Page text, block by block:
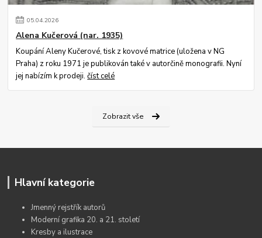
05.04.2026
Alena Kučerová (nar. 1935)
Koupání Aleny Kučerové, tisk z kovové matrice (uložena v NG
Praha) z roku 1971 je publikován také v autorčině monografii. Nyní
jej nabízím k prodeji.číst celé
Zobrazit vše
Hlavní kategorie
Jmenný rejstřík autorů
Moderní grafika 20. a 21. století
Kresby a ilustrace